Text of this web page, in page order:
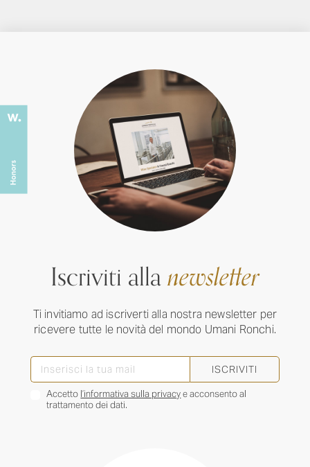
Iscriviti allanewsletter
Ti invitiamo ad iscriverti alla nostra newsletter per
ricevere tutte le novità del mondo Umani Ronchi.
ISCRIVITI
Accetto l’informativa sulla privacye acconsento al
trattamento dei dati.